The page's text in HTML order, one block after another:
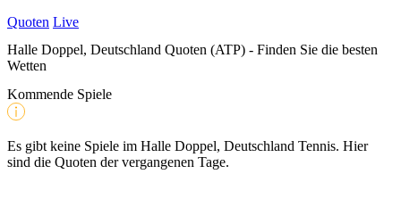
Quoten Live
Halle Doppel, Deutschland Quoten (ATP) - Finden Sie die besten
Wetten
Kommende Spiele
Es gibt keine Spiele im Halle Doppel, Deutschland Tennis. Hier
sind die Quoten der vergangenen Tage.